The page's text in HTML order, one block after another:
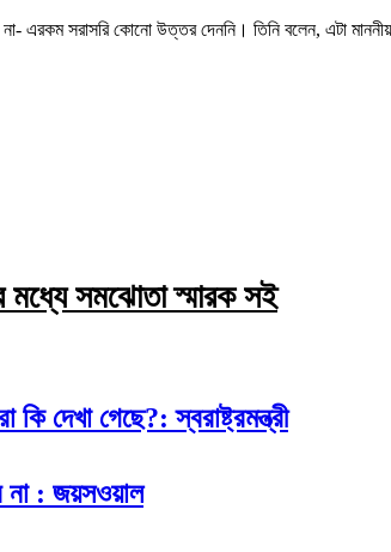
এরকম সরাসরি কোনো উত্তর দেননি। তিনি বলেন, এটা
মধ্যে সমঝোতা স্মারক সই
দেখা গেছে?: স্বরাষ্ট্রমন্ত্রী
না : জয়সওয়াল